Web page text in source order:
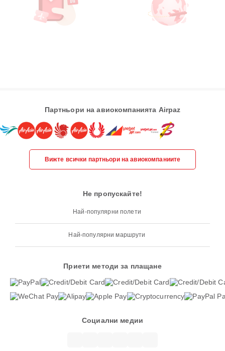
Партньори на авиокомпанията Airpaz
Вижте всички партньори на авиокомпаниите
Не пропускайте!
Най-популярни полети
Най-популярни маршрути
Приети методи за плащане
Социални медии